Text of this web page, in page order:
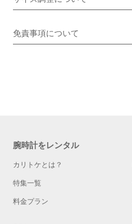
免責事項について
腕時計をレンタル
カリトケとは？
特集一覧
料金プラン